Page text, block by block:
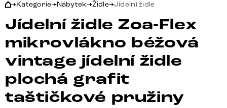
Kategorie Nábytek Židle Jídelní židle
Jídelní židle Zoa-Flex
mikrovlákno béžová
vintage jídelní židle
plochá grafit
taštičkové pružiny